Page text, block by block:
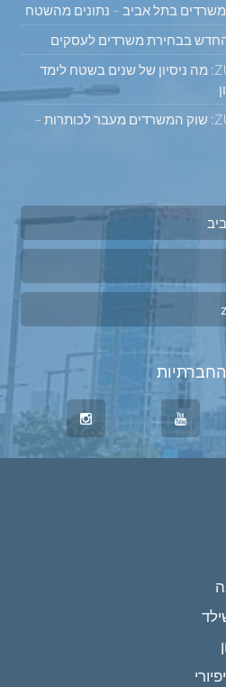
בתל אביב – נתונים מהשטח
בבחירת משרדים לעסקים
תובנות מהשטח עם רועי מ-ZUZ: מה ניסיון של שנים בשטח לימד
תובנות מהשטח עם רועי מ-ZUZ: שוק המשרדים מעבר לכותרות –